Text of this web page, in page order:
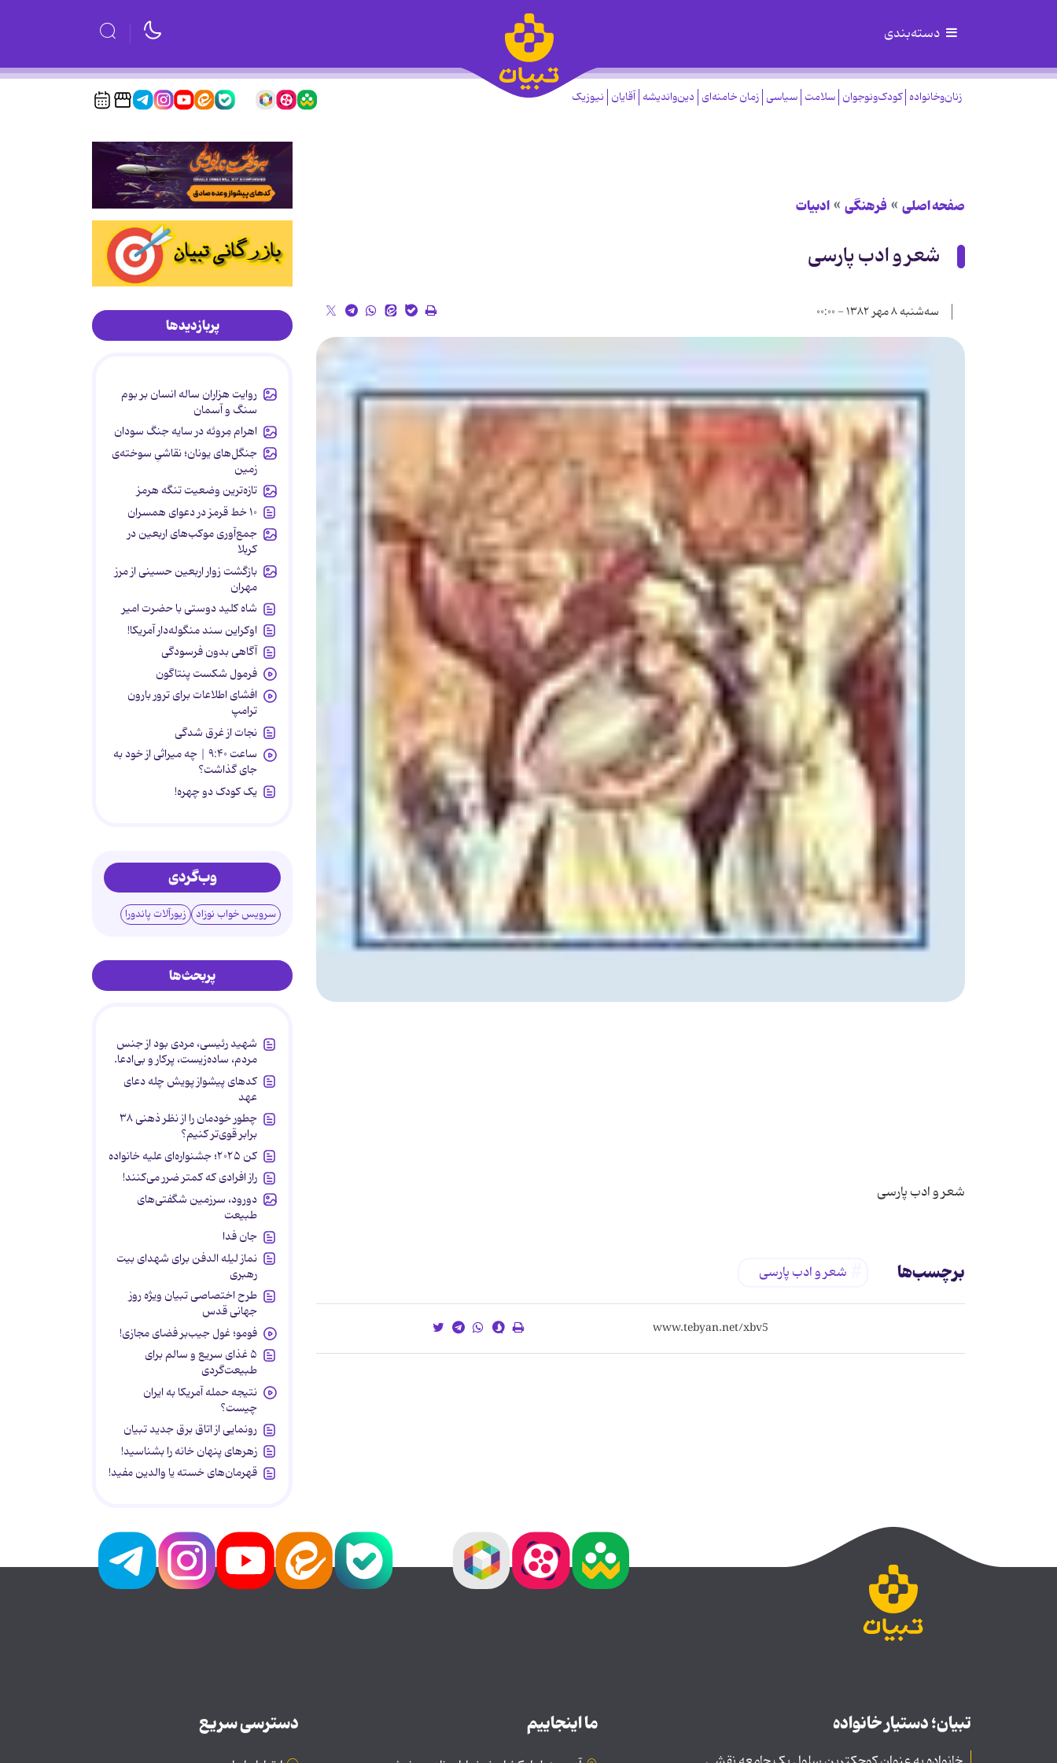
دسته‌بندی
زنان‌وخانواده کودک‌ونوجوان سلامت سیاسی زمان خامنه‌ای دین‌واندیشه آقایان نیوزیک
صفحه اصلی فرهنگی ادبیات
شعر و ادب پارسی
سه‌شنبه ۸ مهر ۱۳۸۲ - ۰۰:۰۰
شعر و ادب پارسی
برچسب‌ها شعر و ادب پارسی
پربازدیدها
روایت هزاران ساله انسان بر بوم
سنگ و آسمان
اهرام مِروئه در سایه جنگ سودان
جنگل‌های یونان؛ نقاشیِ سوخته‌ی
زمین
تازه‌ترین وضعیت تنگه هرمز
۱۰ خط قرمز در دعوای همسران
جمع‌آوری موکب‌های اربعین در
کربلا
بازگشت زوار اربعین حسینی از مرز
مهران
شاه کلید دوستی با حضرت امیر
اوکراین سند منگوله‌دار آمریکا!
آگاهی بدون فرسودگی
فرمول شکست پنتاگون
افشای اطلاعات برای ترور بارون
ترامپ
نجات از غرق شدگی
ساعت ۹:۴۰ | چه میراثی از خود به
جای گذاشت؟
یک کودک دو چهره!
وب‌گردی
سرویس خواب نوزاد زیورآلات پاندورا
پربحث‌ها
شهید رئیسی، مردی بود از جنس
مردم، ساده‌زیست، پرکار و بی‌ادعا.
کدهای پیشواز پویش چله دعای
عهد
چطور خودمان را از نظر ذهنی ۳۸
برابر قوی‌تر کنیم؟
کن ۲۰۲۵؛ جشنواره‌ای علیه خانواده
راز افرادی که کمتر ضرر می‌کنند!
دورود، سرزمین شگفتی‌های
طبیعت
جان فدا
نماز لیله الدفن برای شهدای بیت
رهبری
طرح اختصاصی تبیان ویژه روز
جهانی قدس
فومو؛ غول جیب‌بر فضای مجازی!
۵ غذای سریع و سالم برای
طبیعت‌گردی
نتیجه حمله آمریکا به ایران
چیست؟
رونمایی از اتاق برق جدید تبیان
زهرهای پنهان خانه را بشناسید!
قهرمان‌های خسته یا والدین مفید!
تبیان؛ دستیار خانواده ما اینجاییم دسترسی سریع